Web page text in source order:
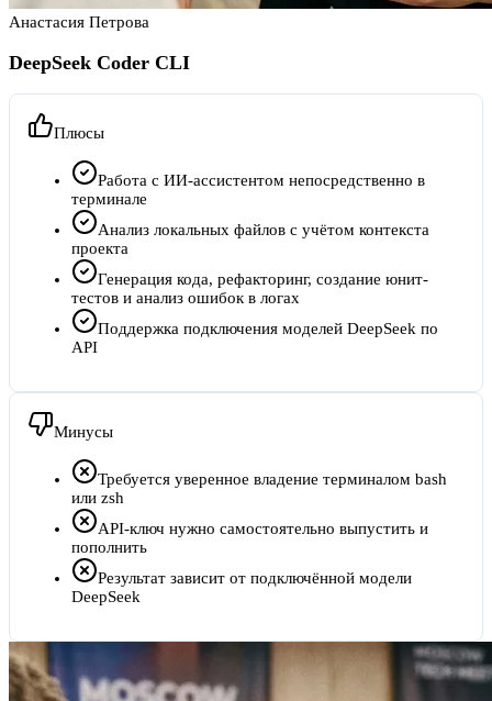
Анастасия Петрова
DeepSeek Coder CLI
Плюсы
Работа с ИИ-ассистентом непосредственно в
терминале
Анализ локальных файлов с учётом контекста
проекта
Генерация кода, рефакторинг, создание юнит-
тестов и анализ ошибок в логах
Поддержка подключения моделей DeepSeek по
API
Минусы
Требуется уверенное владение терминалом bash
или zsh
API-ключ нужно самостоятельно выпустить и
пополнить
Результат зависит от подключённой модели
DeepSeek